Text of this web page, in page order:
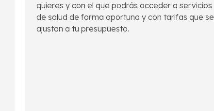
quieres y con el que podrás acceder a servicios
de salud de forma oportuna y con tarifas que se
ajustan a tu presupuesto.